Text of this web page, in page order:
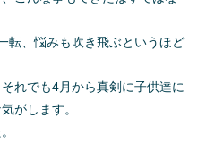
転、悩みも吹き飛ぶというほど
れでも4月から真剣に子供達に
がします。